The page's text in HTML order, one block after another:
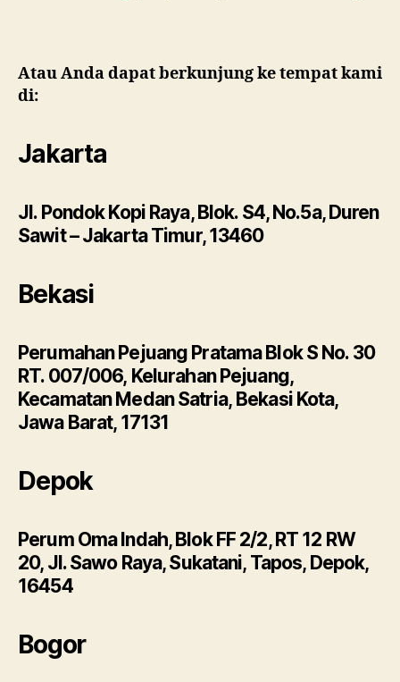
Atau Anda dapat berkunjung ke tempat kami
di:
Jakarta
Jl. Pondok Kopi Raya, Blok. S4, No.5a, Duren
Sawit – Jakarta Timur, 13460
Bekasi
Perumahan Pejuang Pratama Blok S No. 30
RT. 007/006, Kelurahan Pejuang,
Kecamatan Medan Satria, Bekasi Kota,
Jawa Barat, 17131
Depok
Perum Oma Indah, Blok FF 2/2, RT 12 RW
20, Jl. Sawo Raya, Sukatani, Tapos, Depok,
16454
Bogor